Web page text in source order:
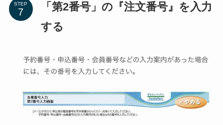
STEP
「第2番号」の『注文番号』を入力
する